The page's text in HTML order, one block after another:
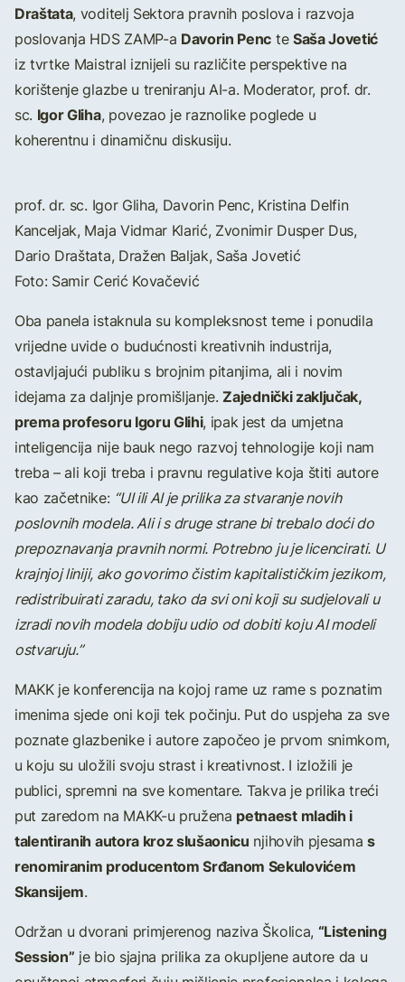
Draštata, voditelj Sektora pravnih poslova i razvoja
poslovanja HDS ZAMP-a Davorin Penc teSaša Jovetić
iz tvrtke Maistral iznijeli su različite perspektive na
korištenje glazbe u treniranju AI-a. Moderator, prof. dr.
sc. Igor Gliha, povezao je raznolike poglede u
koherentnu i dinamičnu diskusiju.
prof. dr. sc. Igor Gliha, Davorin Penc, Kristina Delfin
Kanceljak, Maja Vidmar Klarić, Zvonimir Dusper Dus,
Dario Draštata, Dražen Baljak, Saša Jovetić
Foto: Samir Cerić Kovačević
Oba panela istaknula su kompleksnost teme i ponudila
vrijedne uvide o budućnosti kreativnih industrija,
ostavljajući publiku s brojnim pitanjima, ali i novim
idejama za daljnje promišljanje.Zajednički zaključak,
prema profesoru Igoru Glihi, ipak jest da umjetna
inteligencija nije bauk nego razvoj tehnologije koji nam
treba – ali koji treba i pravnu regulative koja štiti autore
kao začetnike: “UI ili AI je prilika za stvaranje novih
poslovnih modela. Ali i s druge strane bi trebalo doći do
prepoznavanja pravnih normi. Potrebno ju je licencirati. U
krajnjoj liniji, ako govorimo čistim kapitalističkim jezikom,
redistribuirati zaradu, tako da svi oni koji su sudjelovali u
izradi novih modela dobiju udio od dobiti koju AI modeli
ostvaruju.”
MAKK je konferencija na kojoj rame uz rame s poznatim
imenima sjede oni koji tek počinju. Put do uspjeha za sve
poznate glazbenike i autore započeo je prvom snimkom,
u koju su uložili svoju strast i kreativnost. I izložili je
publici, spremni na sve komentare. Takva je prilika treći
put zaredom na MAKK-u pružena petnaest mladih i
talentiranih autora kroz slušaonicu njihovih pjesamas
renomiranim producentom Srđanom Sekulovićem
Skansijem.
Održan u dvorani primjerenog naziva Školica, “Listening
Session” je bio sjajna prilika za okupljene autore da u